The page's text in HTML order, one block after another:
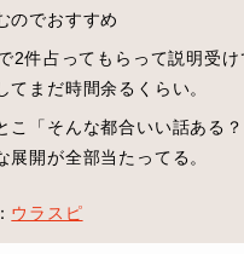
のでおすすめ
2件占ってもらって説明受け
てまだ時間余るくらい。
こ「そんな都合いい話ある
展開が全部当たってる。
ウラスピ